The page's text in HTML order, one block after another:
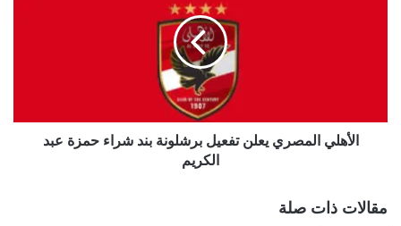
عبد
الكريمالأهلي المصري يعلن تفعيل برشلونة بند شراء حمزة عبد
الكريم
مقالات ذات صلة